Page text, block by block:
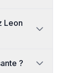
Leon
?